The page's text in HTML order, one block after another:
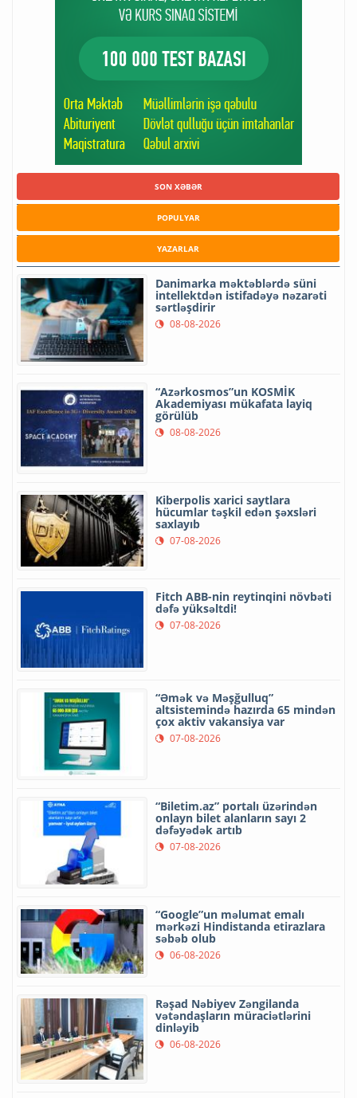
SON XƏBƏR
POPULYAR
YAZARLAR
Danimarka məktəblərdə süni
intellektdən istifadəyə nəzarəti
sərtləşdirir
08-08-2026
“Azərkosmos”un KOSMİK
Akademiyası mükafata layiq
görülüb
08-08-2026
Kiberpolis xarici saytlara
hücumlar təşkil edən şəxsləri
saxlayıb
07-08-2026
Fitch ABB-nin reytinqini növbəti
dəfə yüksəltdi!
07-08-2026
“Əmək və Məşğulluq”
altsistemində hazırda 65 mindən
çox aktiv vakansiya var
07-08-2026
“Biletim.az” portalı üzərindən
onlayn bilet alanların sayı 2
dəfəyədək artıb
07-08-2026
“Google”un məlumat emalı
mərkəzi Hindistanda etirazlara
səbəb olub
06-08-2026
Rəşad Nəbiyev Zəngilanda
vətəndaşların müraciətlərini
dinləyib
06-08-2026